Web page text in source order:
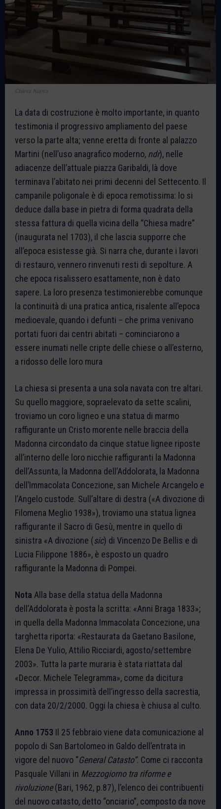
Chiesa Nuova
La data di costruzione è molto importante, in quanto
testimonia il progressivo ampliamento del paese
verso la parte alta; venne eretta di fronte al palazzo
Martini (nell’uso anagrafico moderno, ndr), nelle
adiacenze dell’attuale piazza Garibaldi, là dove
terminava l’abitato nei primi decenni del Settecento. Il
campanile poligonale è di epoca remotissima: lo si
deduce dalla base in pietra di forma quadrata della
stessa fattura di quella vicina della “Chiesa madre”
(inaugurata nel 1703), il che lascia supporre che
all’epoca esistesse già. Si narra che, durante i lavori
di restauro, vennero rinvenuti resti di sepolture. A
che epoca risalissero esattamente, non è dato
sapere. La loro presenza testimonierebbe comunque
la continuità di una pratica antica, risalente all’epoca
medioevale, quando i defunti – che prima venivano
portati fuori dai centri abitati – cominciarono a
essere inumati nelle cripte delle chiese o all’esterno,
a ridosso delle loro mura
La chiesa si presenta a una sola navata con tre altari.
Su quello maggiore, sopraelevato da sette scalini,
troviamo un coro ligneo e una statua di marmo
raffigurante un Cristo morente nelle braccia della
Madonna circondato da cinque statue lignee riposte
all’interno delle loro nicchie raffiguranti la Madonna
dell’Assunta, la Madonna dell’Addolorata, la Madonna
dell’Immacolata Concezione, san Michele Arcangelo e
l’Angelo custode. Sull’altare di destra («A divozione di
Filomena Meglio 1938»), troviamo una statua lignea
raffigurante il Sacro di Gesù, mentre in quello di
sinistra «A divozione (sic) di Vincenzo De Bellis e di
Lucia Filippone 1886», è esposto un quadro
raffigurante la Madonna di Pompei.
Nota Alla base della statua della Madonna
dell’Addolorata è posta la scritta: «Anni Braga 1833»;
in quella della Madonna Immacolata Concezione, una
targhetta riporta: «Restaurata da Gaetano Basilone,
Elena De Yulio, Attilio Ricciardi, agosto/settembre
2003». Tutta la parte muraria è stata riattata dal
«Decor. Michele Telegramma», come da dicitura
impressa in prossimità dell’ingresso della sacrestia,
con data 20/2/2000. Oggi la chiesa è chiusa al culto.
Anno 1753 Il 25 febbraio viene data comunicazione al
popolo di San Bartolomeo in Galdo dell’entrata in
vigore del nuovo “General Catasto”. Come ci racconta
Pasquale Villani in Mezzogiorno tra riforme e
rivoluzione(Bari, 1962, p.87), l’elenco dei contribuenti
del nuovo catasto, detto “onciario”, composto da nove